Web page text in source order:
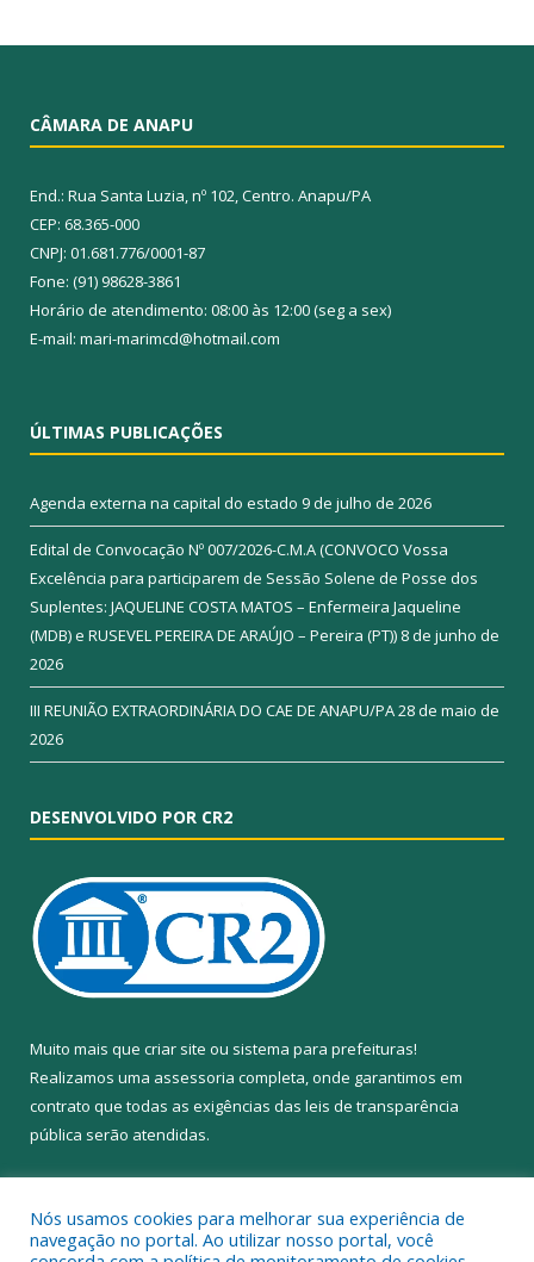
CÂMARA DE ANAPU
End.: Rua Santa Luzia, nº 102, Centro. Anapu/PA
CEP: 68.365-000
CNPJ: 01.681.776/0001-87
Fone: (91) 98628-3861
Horário de atendimento: 08:00 às 12:00 (seg a sex)
E-mail: mari-marimcd@hotmail.com
ÚLTIMAS PUBLICAÇÕES
Agenda externa na capital do estado 9 de julho de 2026
Edital de Convocação Nº 007/2026-C.M.A (CONVOCO Vossa
Excelência para participarem de Sessão Solene de Posse dos
Suplentes: JAQUELINE COSTA MATOS – Enfermeira Jaqueline
(MDB) e RUSEVEL PEREIRA DE ARAÚJO – Pereira (PT)) 8 de junho de
2026
III REUNIÃO EXTRAORDINÁRIA DO CAE DE ANAPU/PA28 de maio de
2026
DESENVOLVIDO POR CR2
Muito mais que criar site ou sistema para prefeituras!
Realizamos uma assessoria completa, onde garantimos em
contrato que todas as exigências das leis de transparência
pública serão atendidas.
Nós usamos cookies para melhorar sua experiência de
navegação no portal. Ao utilizar nosso portal, você